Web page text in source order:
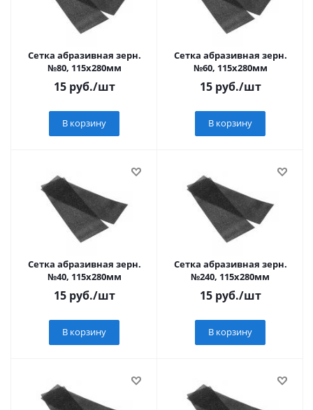
Сетка абразивная зерн.
№80, 115х280мм
15руб./шт
В корзину
Сетка абразивная зерн.
№60, 115х280мм
15руб./шт
В корзину
Сетка абразивная зерн.
№40, 115х280мм
15руб./шт
В корзину
Сетка абразивная зерн.
№240, 115х280мм
15руб./шт
В корзину